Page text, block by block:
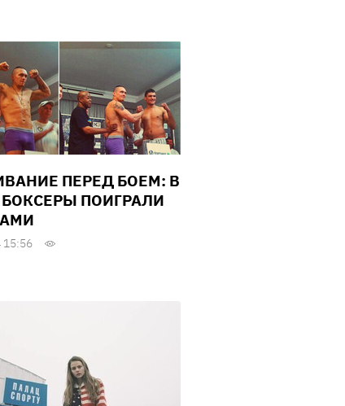
ПЕРЕД БОЕМ: В
ПОИГРАЛИ
15:56